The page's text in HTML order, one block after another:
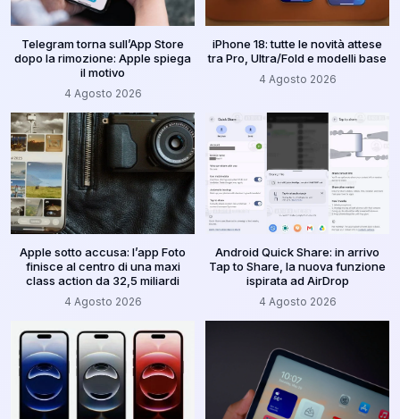
Telegram torna sull’App Store
dopo la rimozione: Apple spiega
il motivo
4 Agosto 2026
iPhone 18: tutte le novità attese
tra Pro, Ultra/Fold e modelli base
4 Agosto 2026
Apple sotto accusa: l’app Foto
finisce al centro di una maxi
class action da 32,5 miliardi
4 Agosto 2026
Android Quick Share: in arrivo
Tap to Share, la nuova funzione
ispirata ad AirDrop
4 Agosto 2026